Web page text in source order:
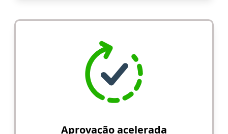
Aprovação acelerada